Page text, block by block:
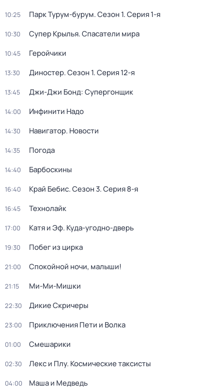
10:25 Парк Турум-бурум. Сезон 1. Серия 1-я
10:30 Супер Крылья. Спасатели мира
10:45 Геройчики
13:30 Диностер. Сезон 1. Серия 12-я
13:45 Джи-Джи Бонд: Супергонщик
14:00 Инфинити Надо
14:30 Навигатор. Новости
14:35 Погода
14:40 Барбоскины
16:40 Край Бебис. Сезон 3. Серия 8-я
16:45 Технолайк
17:00 Катя и Эф. Куда-угодно-дверь
19:30 Побег из цирка
21:00 Спокойной ночи, малыши!
21:15 Ми-Ми-Мишки
22:30 Дикие Скричеры
23:00 Приключения Пети и Волка
01:00 Смешарики
02:30 Лекс и Плу. Космические таксисты
04:00 Маша и Медведь